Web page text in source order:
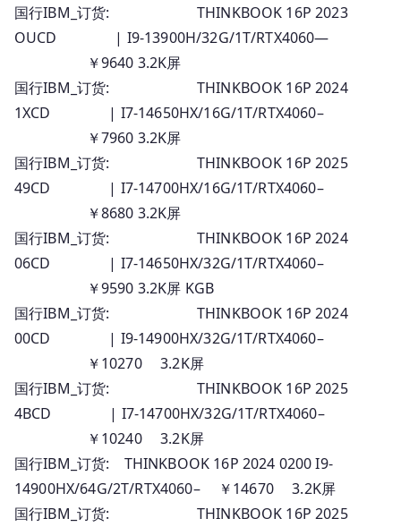
国行IBM_订货: THINKBOOK 16P 2023
OUCD | I9-13900H/32G/1T/RTX4060—
￥9640 3.2K屏
国行IBM_订货: THINKBOOK 16P 2024
1XCD | I7-14650HX/16G/1T/RTX4060–
￥7960 3.2K屏
国行IBM_订货: THINKBOOK 16P 2025
49CD | I7-14700HX/16G/1T/RTX4060–
￥8680 3.2K屏
国行IBM_订货: THINKBOOK 16P 2024
06CD | I7-14650HX/32G/1T/RTX4060–
￥9590 3.2K屏 KGB
国行IBM_订货: THINKBOOK 16P 2024
00CD | I9-14900HX/32G/1T/RTX4060–
￥10270 3.2K屏
国行IBM_订货: THINKBOOK 16P 2025
4BCD | I7-14700HX/32G/1T/RTX4060–
￥10240 3.2K屏
国行IBM_订货: THINKBOOK 16P 2024 0200 I9-
14900HX/64G/2T/RTX4060– ￥14670 3.2K屏
国行IBM_订货: THINKBOOK 16P 2025